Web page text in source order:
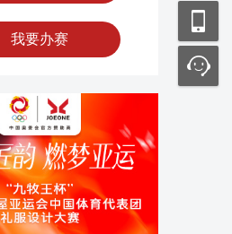
我要办赛